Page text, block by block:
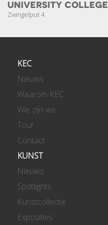
University College
Zwingelput 4
KEC
Nieuws
Waarom KEC
Wie zijn we
Tour
Contact
KUNST
Nieuws
Spotlights
Kunstcollectie
Exposities